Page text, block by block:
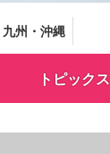
九州・沖縄
トピックス